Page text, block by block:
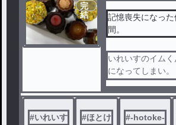
完
結
記憶喪失になっ
間。
いれいすのイム
になってしまい。
リスナーさん・
、取り戻していく
#いれいす #ほとけ #-hotoke-